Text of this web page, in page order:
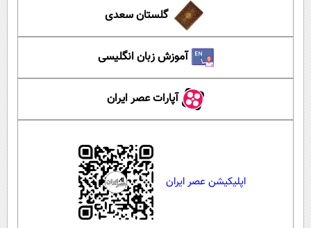
گلستان سعدی
آموزش زبان انگلیسی
آپارات عصر ایران
اپلیکیشن عصر ایران